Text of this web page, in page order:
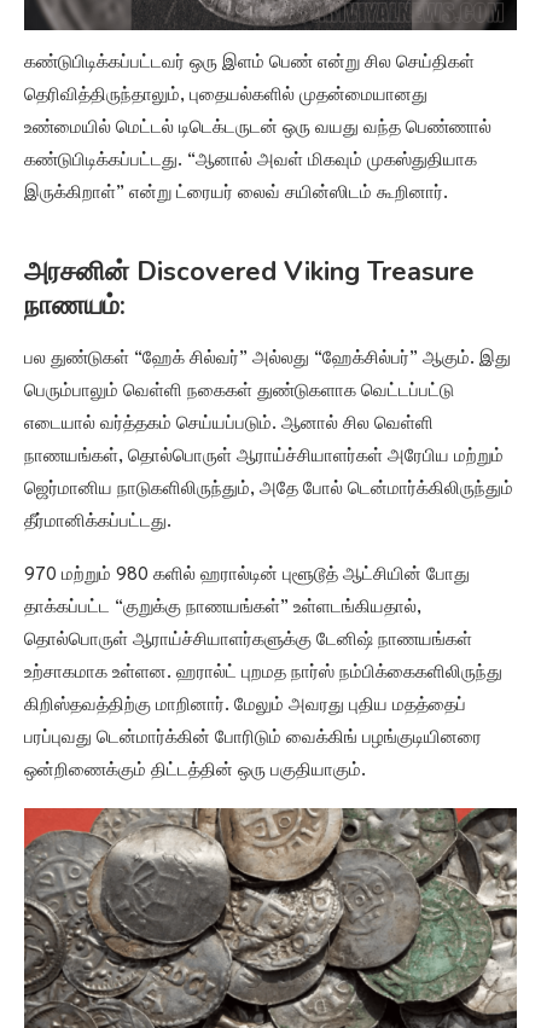
கண்டுபிடிக்கப்பட்டவர் ஒரு இளம் பெண் என்று சில செய்திகள்
தெரிவித்திருந்தாலும், புதையல்களில் முதன்மையானது
உண்மையில் மெட்டல் டிடெக்டருடன் ஒரு வயது வந்த பெண்ணால்
கண்டுபிடிக்கப்பட்டது. “ஆனால் அவள் மிகவும் முகஸ்துதியாக
இருக்கிறாள்” என்று ட்ரையர் லைவ் சயின்ஸிடம் கூறினார்.
அரசனின் Discovered Viking Treasure
நாணயம்:
பல துண்டுகள் “ஹேக் சில்வர்” அல்லது “ஹேக்சில்பர்” ஆகும். இது
பெரும்பாலும் வெள்ளி நகைகள் துண்டுகளாக வெட்டப்பட்டு
எடையால் வர்த்தகம் செய்யப்படும். ஆனால் சில வெள்ளி
நாணயங்கள், தொல்பொருள் ஆராய்ச்சியாளர்கள் அரேபிய மற்றும்
ஜெர்மானிய நாடுகளிலிருந்தும், அதே போல் டென்மார்க்கிலிருந்தும்
தீர்மானிக்கப்பட்டது.
970 மற்றும் 980 களில் ஹரால்டின் புளூடூத் ஆட்சியின் போது
தாக்கப்பட்ட “குறுக்கு நாணயங்கள்” உள்ளடங்கியதால்,
தொல்பொருள் ஆராய்ச்சியாளர்களுக்கு டேனிஷ் நாணயங்கள்
உற்சாகமாக உள்ளன. ஹரால்ட் புறமத நார்ஸ் நம்பிக்கைகளிலிருந்து
கிறிஸ்தவத்திற்கு மாறினார். மேலும் அவரது புதிய மதத்தைப்
பரப்புவது டென்மார்க்கின் போரிடும் வைக்கிங் பழங்குடியினரை
ஒன்றிணைக்கும் திட்டத்தின் ஒரு பகுதியாகும்.